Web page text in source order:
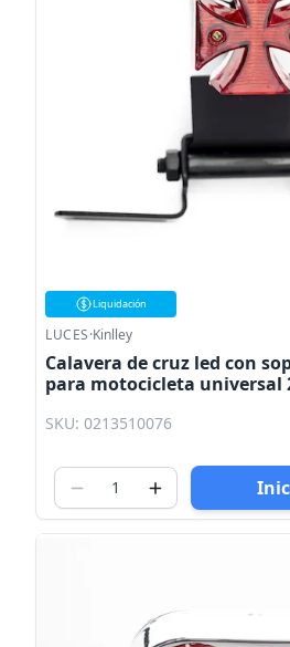
Liquidación
LUCES·Kinlley
Calavera de cruz led con
para motocicleta universal
SKU: 0213510076